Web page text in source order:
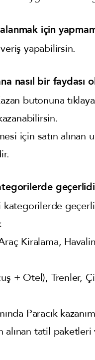
için
yapabilirsin.
nasıl bir faydası
butonuna
için satın
kategorilerde
Kiralama,
+ Otel), Trenler,
Paracık
tatil paketleri